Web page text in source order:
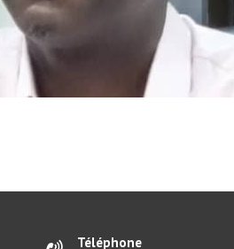
Téléphone